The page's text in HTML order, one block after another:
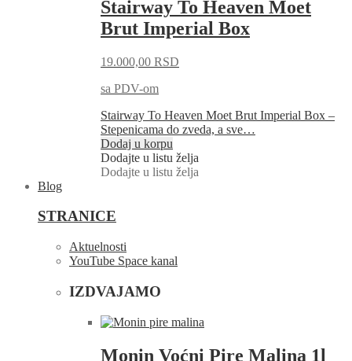
Stairway To Heaven Moet
Brut Imperial Box
19.000,00 RSD
sa PDV-om
Stairway To Heaven Moet Brut Imperial Box –
Stepenicama do zveda, a sve…
Dodaj u korpu
Dodajte u listu želja
Dodajte u listu želja
Blog
STRANICE
Aktuelnosti
YouTube Space kanal
IZDVAJAMO
Monin Voćni Pire Malina 1l